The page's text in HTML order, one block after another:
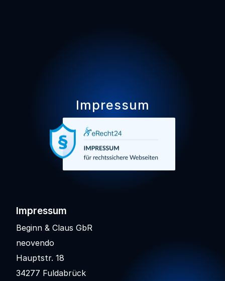
Impressum
Impressum
Beginn & Claus GbR
neovendo
Hauptstr. 18
34277 Fuldabrück